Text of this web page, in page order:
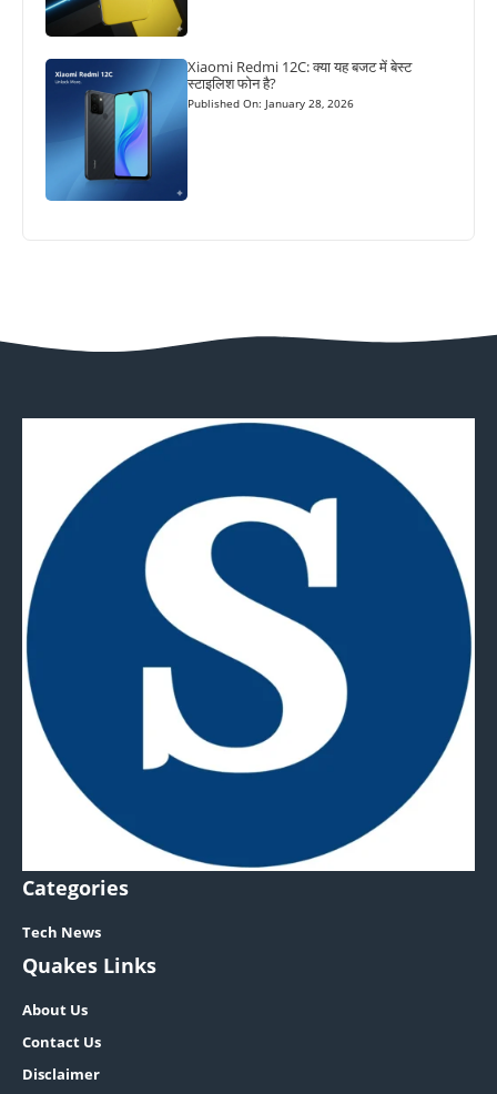
Xiaomi Redmi 12C: क्या यह बजट में बेस्ट
स्टाइलिश फोन है?
Published On: January 28, 2026
Categories
Tech News
Quakes Links
About Us
Contact Us
Disclaimer